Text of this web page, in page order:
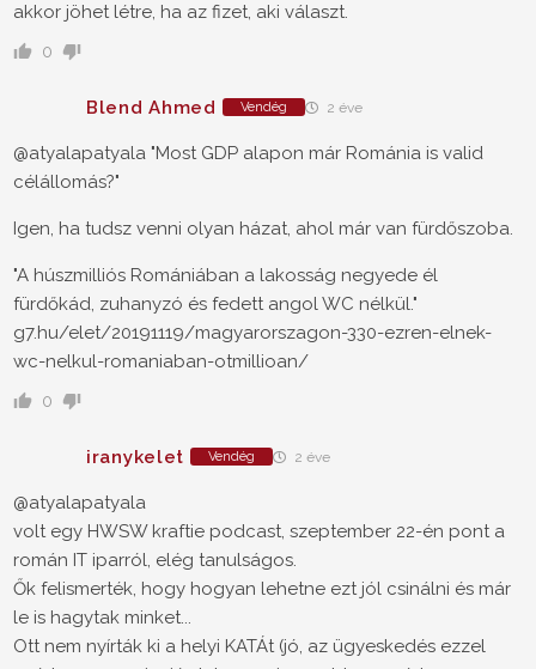
akkor jöhet létre, ha az fizet, aki választ.
0
Blend Ahmed Vendég 2 éve
@atyalapatyala "Most GDP alapon már Románia is valid
célállomás?"
Igen, ha tudsz venni olyan házat, ahol már van fürdőszoba.
"A húszmilliós Romániában a lakosság negyede él
fürdőkád, zuhanyzó és fedett angol WC nélkül."
g7.hu/elet/20191119/magyarorszagon-330-ezren-elnek-
wc-nelkul-romaniaban-otmillioan/
0
iranykelet Vendég 2 éve
@atyalapatyala
volt egy HWSW kraftie podcast, szeptember 22-én pont a
román IT iparról, elég tanulságos.
Ők felismerték, hogy hogyan lehetne ezt jól csinálni és már
le is hagytak minket...
Ott nem nyírták ki a helyi KATÁt (jó, az ügyeskedés ezzel